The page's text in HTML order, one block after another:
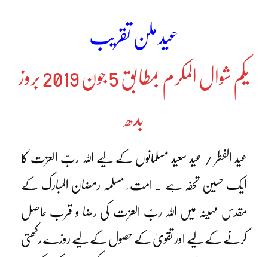
عید ملن تقریب
یکم شوال المکرم بمطابق 5 جون 2019 بروز
بدھ
عید الفطر / عید سعید مسلمانوں کے لیے اللہ ربّ العزت کا
ایک حسین تحفہ ہے ۔ امت ِ مسلمہ رمضان المبارک کے
مقدس مہینہ میں اللہ ربّ العزت کی رضا و قرب حاصل
کرنے کے لیے اور تقویٰ کے حصول کے لیے روزے رکھتی